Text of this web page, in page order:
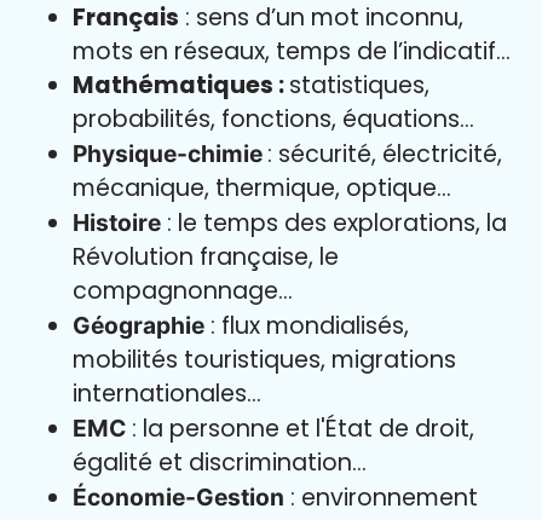
Français : sens d’un mot inconnu,
mots en réseaux, temps de l’indicatif…
Mathématiques :statistiques,
probabilités, fonctions, équations…
Physique-chimie : sécurité, électricité,
mécanique, thermique, optique…
Histoire : le temps des explorations, la
Révolution française, le
compagnonnage…
Géographie : flux mondialisés,
mobilités touristiques, migrations
internationales…
EMC : la personne et l'État de droit,
égalité et discrimination…
Économie-Gestion : environnement